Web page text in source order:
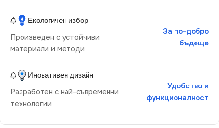
Екологичен избор
Произведен с устойчиви
материали и методи
За по-добро
бъдеще
Иновативен дизайн
Разработен с най-съвременни
технологии
Удобство и
функционалност